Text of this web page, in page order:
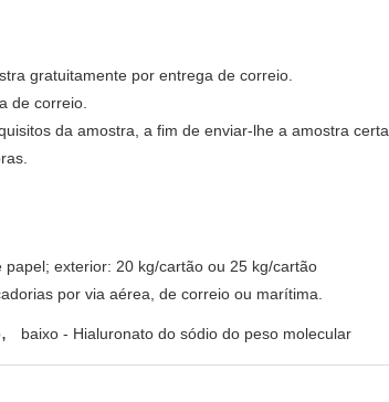
gratuitamente por entrega de correio.
de correio.
da amostra, a fim de enviar-lhe a amostra certa.
exterior: 20 kg/cartão ou 25 kg/cartão
por via aérea, de correio ou marítima.
, baixo - Hialuronato do sódio do peso molecular